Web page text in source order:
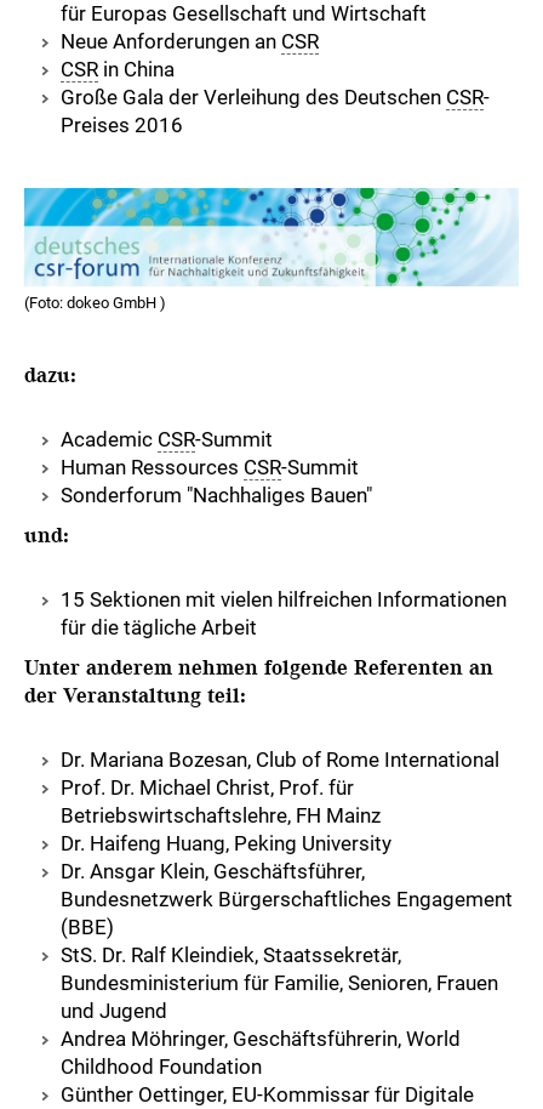
für Europas Gesellschaft und Wirtschaft
Neue Anforderungen an CSR
CSR in China
Große Gala der Verleihung des Deutschen CSR-
Preises 2016
(Foto: dokeo GmbH )
dazu:
Academic CSR-Summit
Human Ressources CSR-Summit
Sonderforum "Nachhaliges Bauen"
und:
15 Sektionen mit vielen hilfreichen Informationen
für die tägliche Arbeit
Unter anderem nehmen folgende Referenten an
der Veranstaltung teil:
Dr. Mariana Bozesan, Club of Rome International
Prof. Dr. Michael Christ, Prof. für
Betriebswirtschaftslehre, FH Mainz
Dr. Haifeng Huang, Peking University
Dr. Ansgar Klein, Geschäftsführer,
Bundesnetzwerk Bürgerschaftliches Engagement
(BBE)
StS. Dr. Ralf Kleindiek, Staatssekretär,
Bundesministerium für Familie, Senioren, Frauen
und Jugend
Andrea Möhringer, Geschäftsführerin, World
Childhood Foundation
Günther Oettinger, EU-Kommissar für Digitale